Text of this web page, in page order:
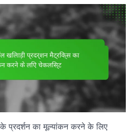
प्रदर्शन का मूल्यांकन करने के लिए